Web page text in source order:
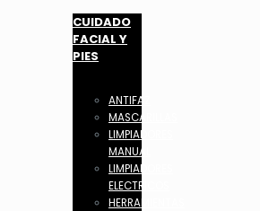
CUIDADO
FACIAL Y
PIES
ANTIFAZ
MASCARILLAS
LIMPIADORES
MANUAL
LIMPIADORES
ELECTRICOS
HERRAMIENTAS